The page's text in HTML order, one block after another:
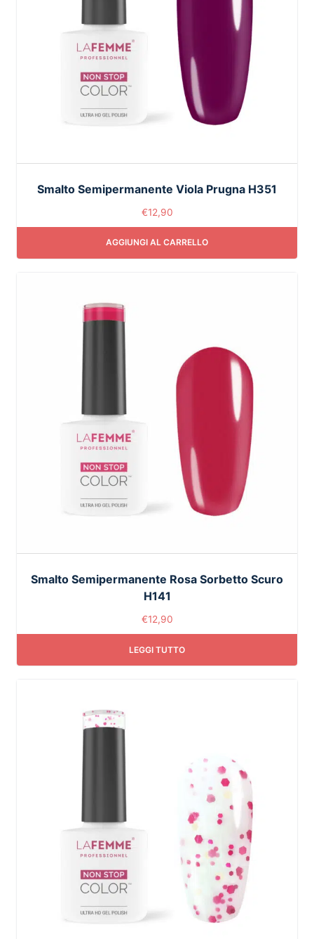
Smalto Semipermanente Viola Prugna H351
€12,90
AGGIUNGI AL CARRELLO
Smalto Semipermanente Rosa Sorbetto Scuro
H141
€12,90
LEGGI TUTTO